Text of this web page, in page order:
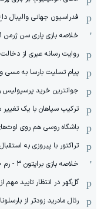
فدراسیون جهانی والیبال
خلاصه بازی پاری سن ژرمن 1 - منچستریونایتد 1
روایت رسانه عبری از
پیام تسلیت بارسا به مسی
جوانترین خرید پرسپولیس
ترکیب سپاهان با یک
باشگاه روسی هم روی
تراکتور با پیروزی به
خلاصه بازی برایتون 3 - رم 0
گل‌گهر در انتظار تایید مهم از ‌AFC
رئال مادرید زودتر از